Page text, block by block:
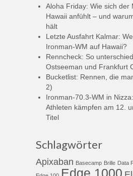
Aloha Friday: Wie sich der
Hawaii anfühlt – und
hält
Letzte Ausfahrt Kalmar:
Ironman-WM auf Hawaii?
Renncheck: So
Ostseeman und Frankfurt
Bucketlist: Rennen, die
2)
Ironman-70.3-WM in
Athleten kämpfen am 12.
Titel
Schlagwörter
Apixaban Basecamp Brille Data